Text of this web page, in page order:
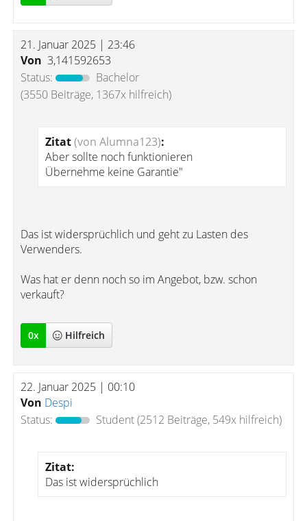
21. Januar 2025 | 23:46
Von 3,141592653
Status:
Bachelor
(3550 Beiträge, 1367x hilfreich)
Zitat(von Alumna123):
Aber sollte noch funktionieren
Übernehme keine Garantie"
Das ist widersprüchlich und geht zu Lasten des
Verwenders.
Was hat er denn noch so im Angebot, bzw. schon
verkauft?
0x Hilfreich
22. Januar 2025 | 00:10
Von Despi
Status:
Student(2512 Beiträge, 549x hilfreich)
Zitat:
Das ist widersprüchlich